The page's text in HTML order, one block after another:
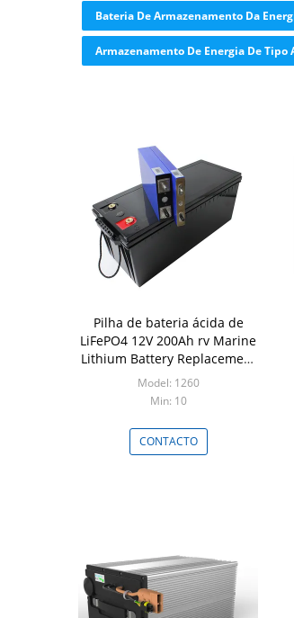
Bateria De Armazenamento Da
Armazenamento De Energia De Tipo
Pilha de bateria ácida de
LiFePO4 12V 200Ah rv Marine
Lithium Battery Replacement
Lead
Model: 1260
Min: 10
CONTACTO